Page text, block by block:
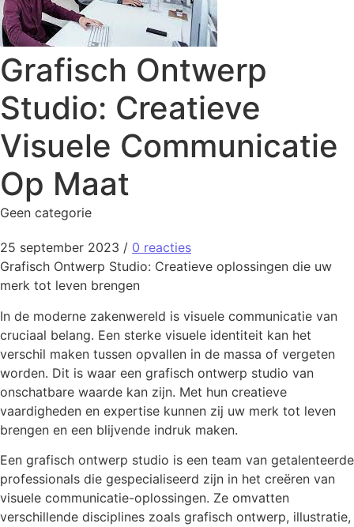
Grafisch Ontwerp
Studio: Creatieve
Visuele Communicatie
Op Maat
Geen categorie
25 september 2023 / 0 reacties
Grafisch Ontwerp Studio: Creatieve oplossingen die uw
merk tot leven brengen
In de moderne zakenwereld is visuele communicatie van
cruciaal belang. Een sterke visuele identiteit kan het
verschil maken tussen opvallen in de massa of vergeten
worden. Dit is waar een grafisch ontwerp studio van
onschatbare waarde kan zijn. Met hun creatieve
vaardigheden en expertise kunnen zij uw merk tot leven
brengen en een blijvende indruk maken.
Een grafisch ontwerp studio is een team van getalenteerde
professionals die gespecialiseerd zijn in het creëren van
visuele communicatie-oplossingen. Ze omvatten
verschillende disciplines zoals grafisch ontwerp, illustratie,